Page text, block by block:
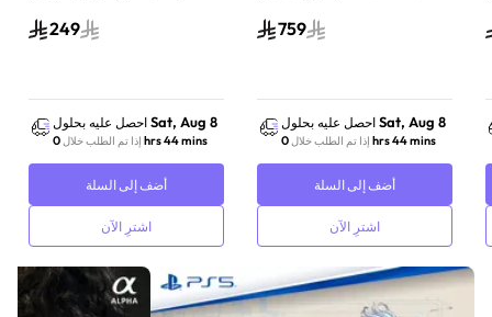
249
احصل عليه بحلول Sat, Aug 8
إذا تم الطلب خلال 0 hrs 44 mins
أضف إلى السلة
اشترِ الآن
لبلايستيشن 5 واكس بوكس
759
احصل عليه بحلول Sat, Aug 8
إذا تم الطلب خلال 0 hrs 44 mins
أضف إلى السلة
اشترِ الآن